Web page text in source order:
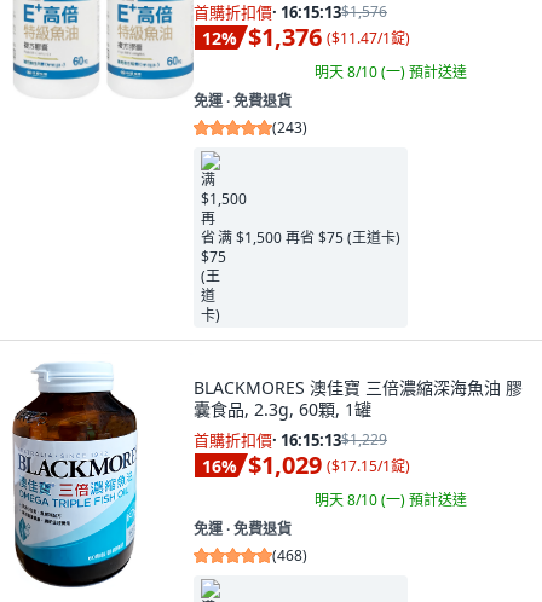
首購折扣價· 16:15:11$1,576
12% $1,376 ($11.47/1錠)
明天 8/10 (一)預計送達
免運 ∙ 免費退貨
(243)
满 $1,500 再省 $75 (王道卡)
BLACKMORES 澳佳寶 三倍濃縮深海魚油 膠
囊食品, 2.3g, 60顆, 1罐
首購折扣價· 16:15:11$1,229
16% $1,029 ($17.15/1錠)
明天 8/10 (一)預計送達
免運 ∙ 免費退貨
(468)